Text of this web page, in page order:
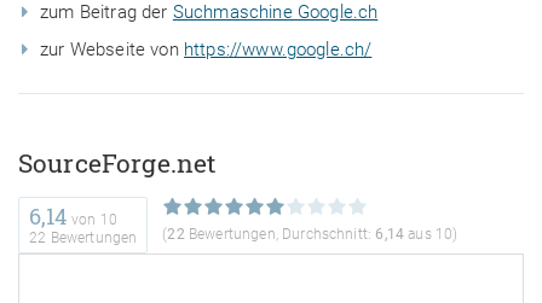
zum Beitrag der Suchmaschine Google.ch
zur Webseite von https://www.google.ch/
SourceForge.net
6,14 von 10
22 Bewertungen
(22 Bewertungen, Durchschnitt: 6,14aus 10)